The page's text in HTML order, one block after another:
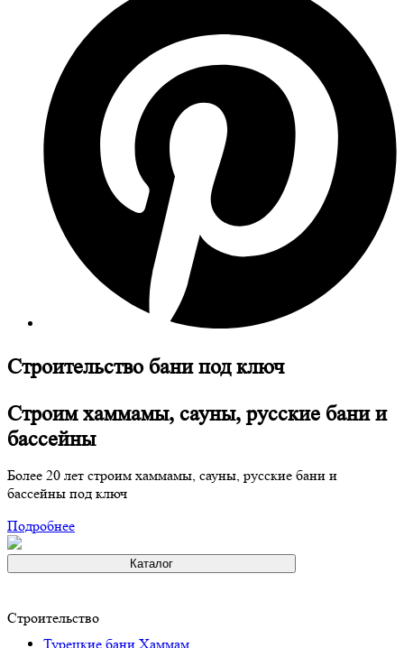
Строительство бани под ключ
Строим хаммамы, сауны, русские бани и
бассейны
Более 20 лет строим хаммамы, сауны, русские бани и
бассейны под ключ
Подробнее
Каталог
Строительство
Турeцкие бaни Хаммам